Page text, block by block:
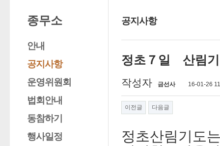
종무소
안내
공지사항
운영위원회
법회안내
동참하기
행사일정
공지사항
정초７일 산림
작성자 금선사 16-01-26
이전글 다음글
정초산림기도